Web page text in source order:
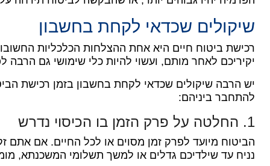
שיקולים שכדאי לקחת בחשבון
רכישת ביטוח חיים היא אחת ההצלחות הכלכליות
יקיריכם לאחר מותם, ועשוי להיות כלי שימושי גם הרבה
יש הרבה שיקולים שכדאי לקחת בחשבון בזמן רכישת
להתחבר ביניהם:
1. החלטה על פרק הזמן בו הכיסוי נדרש
הביטוח מיועד לפרק זמן מסוים או לכל החיים. אם אתם
נניח עד שילדיכם גדלים או למשך תשלומי המשכנתא,